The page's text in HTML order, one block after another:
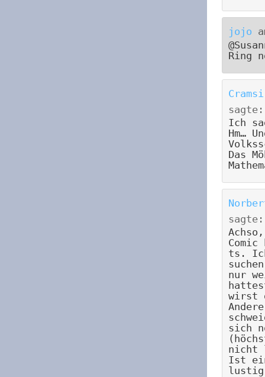
jojo
Ring
Cramsi
sagte:
Ich
Hm…
Das
sagte:
ts.
nur
wirst
sich
nicht
Ist